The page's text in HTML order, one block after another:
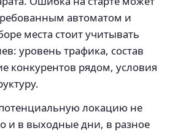
автоматом и
места стоит учитывать
уровень трафика, состав
конкурентов рядом, условия
локацию не
и в выходные дни, в разное